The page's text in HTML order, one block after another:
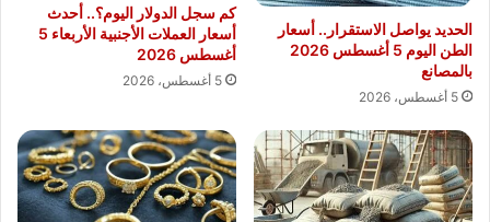
الحديد يواصل الاستقرار.. أسعار
الطن اليوم 5 أغسطس 2026
بالمصانع
5 أغسطس، 2026
كم سجل الدولار اليوم؟.. أحدث
أسعار العملات الأجنبية الأربعاء 5
أغسطس 2026
5 أغسطس، 2026